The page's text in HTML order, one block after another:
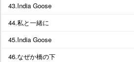
43.India Goose
44.私と一緒に
45.India Goose
46.なぜか橋の下